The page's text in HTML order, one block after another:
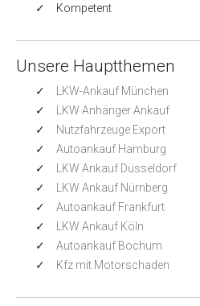
Kompetent
Unsere Hauptthemen
LKW-Ankauf München
LKW Anhänger Ankauf
Nutzfahrzeuge Export
Autoankauf Hamburg
LKW Ankauf Düsseldorf
LKW Ankauf Nürnberg
Autoankauf Frankfurt
LKW Ankauf Köln
Autoankauf Bochum
Kfz mit Motorschaden